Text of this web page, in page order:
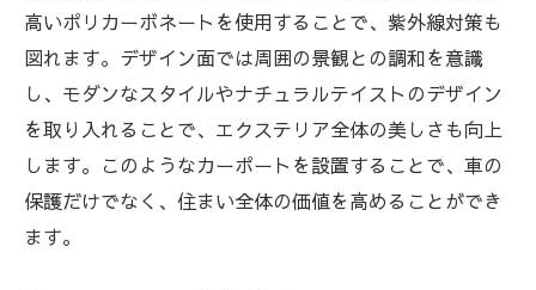
高いポリカーボネートを使用することで、紫外線対策も
図れます。デザイン面では周囲の景観との調和を意識
し、モダンなスタイルやナチュラルテイストのデザイン
を取り入れることで、エクステリア全体の美しさも向上
します。このようなカーポートを設置することで、車の
保護だけでなく、住まい全体の価値を高めることができ
ます。